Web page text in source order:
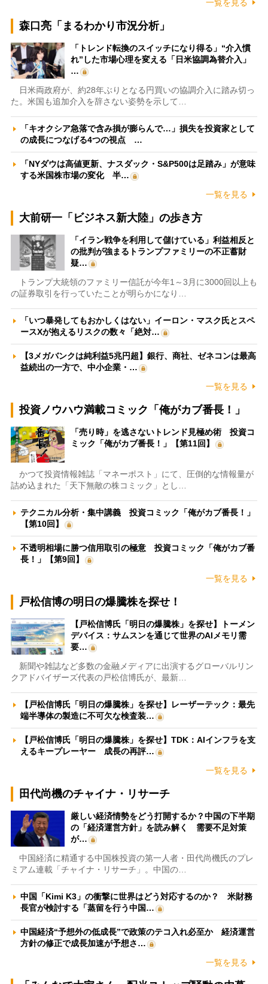
一覧を見る
森口亮「まるわかり市況分析」
「トレンド転換のスイッチになり得る」“介入慣
れ”した市場心理を変える「日米協調為替介入」
…
日米両政府が、約28年ぶりとなる円買いの協調介入に踏み切っ
た。米国も追加介入を辞さない姿勢を示して…
「キオクシア急落で含み損が膨らんで…」損失を投資家として
の成長につなげる4つの視点 …
「NYダウは高値更新、ナスダック・S&P500は足踏み」が意味
する米国株市場の変化 半…
一覧を見る
大前研一「ビジネス新大陸」の歩き方
「イラン戦争を利用して儲けている」利益相反と
の批判が強まるトランプファミリーの不正蓄財
疑…
トランプ大統領のファミリー信託が今年1～3月に3000回以上も
の証券取引を行っていたことが明らかになり…
「いつ暴発してもおかしくはない」イーロン・マスク氏とスペ
ースXが抱えるリスクの数々「絶対…
【3メガバンクは純利益5兆円超】銀行、商社、ゼネコンは最高
益続出の一方で、中小企業・…
一覧を見る
投資ノウハウ満載コミック「俺がカブ番長！」
「売り時」を逃さないトレンド見極め術 投資コ
ミック「俺がカブ番長！」【第11回】
かつて投資情報雑誌「マネーポスト」にて、圧倒的な情報量が
詰め込まれた「天下無敵の株コミック」とし…
テクニカル分析・集中講義 投資コミック「俺がカブ番長！」
【第10回】
不透明相場に勝つ信用取引の極意 投資コミック「俺がカブ番
長！」【第9回】
一覧を見る
戸松信博の明日の爆騰株を探せ！
【戸松信博氏「明日の爆騰株」を探せ】トーメン
デバイス：サムスンを通じて世界のAIメモリ需
要…
新聞や雑誌など多数の金融メディアに出演するグローバルリン
クアドバイザーズ代表の戸松信博氏が、最新…
【戸松信博氏「明日の爆騰株」を探せ】レーザーテック：最先
端半導体の製造に不可欠な検査装…
【戸松信博氏「明日の爆騰株」を探せ】TDK：AIインフラを支
えるキープレーヤー 成長の再評…
一覧を見る
田代尚機のチャイナ・リサーチ
厳しい経済情勢をどう打開するか？中国の下半期
の「経済運営方針」を読み解く 需要不足対策
が…
中国経済に精通する中国株投資の第一人者・田代尚機氏のプレ
ミアム連載「チャイナ・リサーチ」。中国の…
中国「Kimi K3」の衝撃に世界はどう対応するのか？ 米財務
長官が検討する「蒸留を行う中国…
中国経済“予想外の低成長”で政策のテコ入れ必至か 経済運営
方針の修正で成長加速が予想さ…
一覧を見る